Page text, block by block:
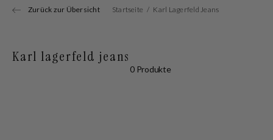
Zurück zur Übersicht Startseite Karl Lagerfeld Jeans
Karl lagerfeld jeans
0 Produkte